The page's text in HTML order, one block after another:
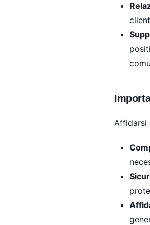
Affidarsi